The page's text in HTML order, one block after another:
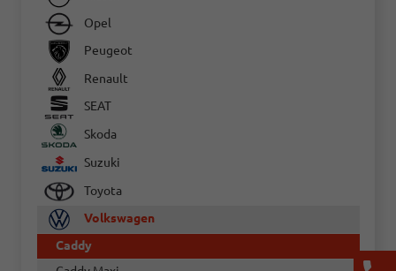
Opel
Peugeot
Renault
SEAT
Skoda
Suzuki
Toyota
Volkswagen
Caddy